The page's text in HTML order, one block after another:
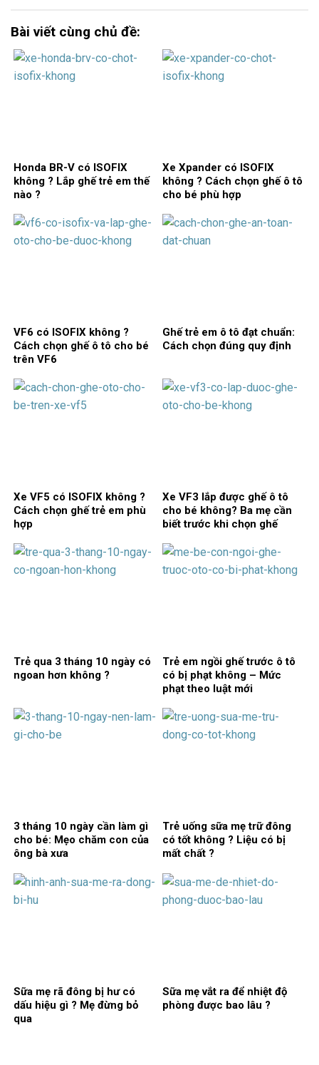
Bài viết cùng chủ đề:
Honda BR-V có ISOFIX
không ? Lắp ghế trẻ em thế
nào ?
Xe Xpander có ISOFIX
không ? Cách chọn ghế ô tô
cho bé phù hợp
VF6 có ISOFIX không ?
Cách chọn ghế ô tô cho bé
trên VF6
Ghế trẻ em ô tô đạt chuẩn:
Cách chọn đúng quy định
Xe VF5 có ISOFIX không ?
Cách chọn ghế trẻ em phù
hợp
Xe VF3 lắp được ghế ô tô
cho bé không? Ba mẹ cần
biết trước khi chọn ghế
Trẻ qua 3 tháng 10 ngày có
ngoan hơn không ?
Trẻ em ngồi ghế trước ô tô
có bị phạt không – Mức
phạt theo luật mới
3 tháng 10 ngày cần làm gì
cho bé: Mẹo chăm con của
ông bà xưa
Trẻ uống sữa mẹ trữ đông
có tốt không ? Liệu có bị
mất chất ?
Sữa mẹ rã đông bị hư có
dấu hiệu gì ? Mẹ đừng bỏ
qua
Sữa mẹ vắt ra để nhiệt độ
phòng được bao lâu ?